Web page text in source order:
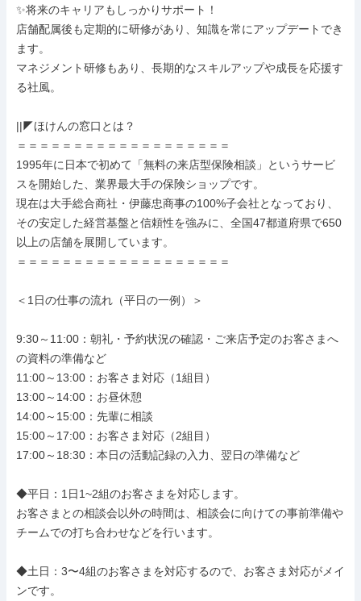
✨将来のキャリアもしっかりサポート！
店舗配属後も定期的に研修があり、知識を常にアップデートでき
ます。
マネジメント研修もあり、長期的なスキルアップや成長を応援す
る社風。
||◤ほけんの窓口とは？
＝＝＝＝＝＝＝＝＝＝＝＝＝＝＝＝＝＝＝
1995年に日本で初めて「無料の来店型保険相談」というサービ
スを開始した、業界最大手の保険ショップです。
現在は大手総合商社・伊藤忠商事の100%子会社となっており、
その安定した経営基盤と信頼性を強みに、全国47都道府県で650
以上の店舗を展開しています。
＝＝＝＝＝＝＝＝＝＝＝＝＝＝＝＝＝＝＝
＜1日の仕事の流れ（平日の一例）＞
9:30～11:00：朝礼・予約状況の確認・ご来店予定のお客さまへ
の資料の準備など
11:00～13:00：お客さま対応（1組目）
13:00～14:00：お昼休憩
14:00～15:00：先輩に相談
15:00～17:00：お客さま対応（2組目）
17:00～18:30：本日の活動記録の入力、翌日の準備など
◆平日：1日1~2組のお客さまを対応します。
お客さまとの相談会以外の時間は、相談会に向けての事前準備や
チームでの打ち合わせなどを行います。
◆土日：3〜4組のお客さまを対応するので、お客さま対応がメイ
ンです。